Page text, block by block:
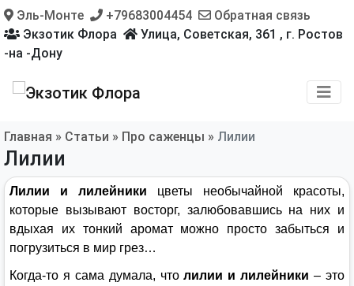
Эль-Монте +79683004454
Обратная связь
Экзотик Флора
Улица, Советская, 361 , г. Ростов
-на -Дону
Главная » Статьи » Про саженцы » Лилии
Лилии
Лилии и лилейники цветы необычайной красоты,
которые вызывают восторг, залюбовавшись на них и
вдыхая их тонкий аромат можно просто забыться и
погрузиться в мир грез…
Когда-то я сама думала, чтолилии и лилейники – это